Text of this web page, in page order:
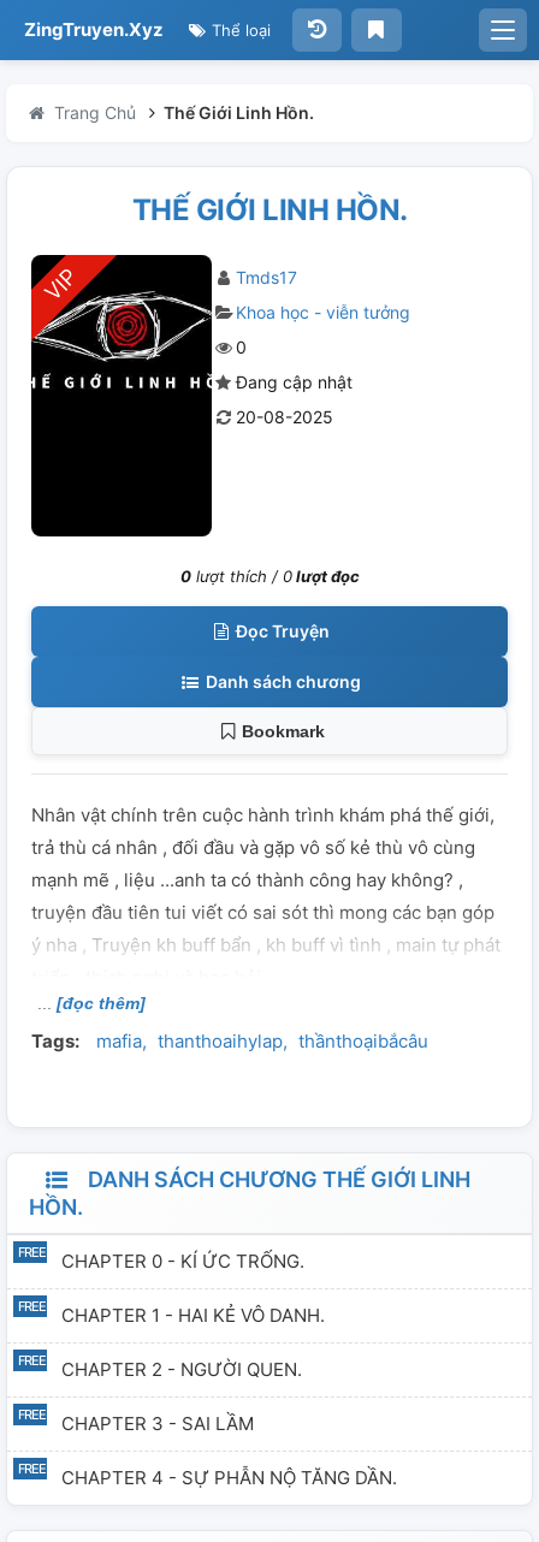
ZingTruyen.Xyz Thể loại
Trang Chủ Thế Giới Linh Hồn.
THẾ GIỚI LINH HỒN.
Tmds17
Khoa học - viễn tưởng
0
Đang cập nhật
20-08-2025
0lượt thích /0lượt đọc
Đọc Truyện
Danh sách chương
Bookmark
Nhân vật chính trên cuộc hành trình khám phá thế giới,
trả thù cá nhân , đối đầu và gặp vô số kẻ thù vô cùng
mạnh mẽ , liệu ...anh ta có thành công hay không? ,
truyện đầu tiên tui viết có sai sót thì mong các bạn góp
ý nha , Truyện kh buff bẩn , kh buff vì tình , main tự phát
[đọc thêm]
Tags: mafia thanthoaihylap thầnthoạibắcâu
DANH SÁCH CHƯƠNG THẾ GIỚI LINH
HỒN.
CHAPTER 0 - KÍ ỨC TRỐNG.
CHAPTER 1 - HAI KẺ VÔ DANH.
CHAPTER 2 - NGƯỜI QUEN.
CHAPTER 3 - SAI LẦM
CHAPTER 4 - SỰ PHẪN NỘ TĂNG DẦN.